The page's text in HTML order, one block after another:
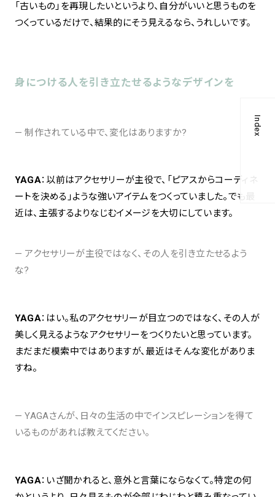
Index
「古いもの」を再現したいというより、自分がいいと思うものを
つくっているだけで、結果的にそう見えるなら、うれしいです。
身につける人を引き立たせるようなデザインを
— 制作されている中で、変化はありますか?
YAGA：以前はアクセサリーが主役で、「ピアスからコーディネ
ートを決める」ような強いアイテムをつくっていました。でも最
近は、主張するよりなじむイメージを大切にしています。
— アクセサリーが主役ではなく、その人を引き立たせるよう
な?
YAGA：はい。私のアクセサリーが目立つのではなく、その人が
美しく見えるようなアクセサリーをつくりたいと思っています。
まだまだ模索中ではありますが、最近はそんな変化がありま
すね。
— YAGAさんが、日々の生活の中でインスピレーションを得て
いるものがあれば教えてください。
YAGA：いざ聞かれると、意外と言葉にならなくて。特定の何